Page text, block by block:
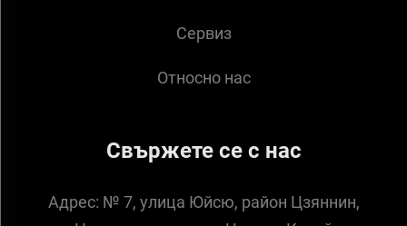
Сервиз
Относно нас
Свържете се с нас
Адрес: № 7, улица Юйсю, район Цзяннин,